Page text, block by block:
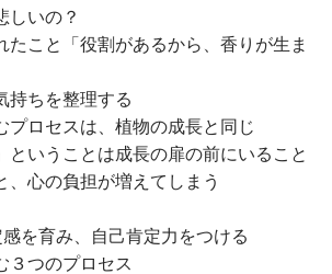
いの？
こと「役割があるから、香りが生ま
ちを整理する
ロセスは、植物の成長と同じ
いうことは成長の扉の前にいること
心の負担が増えてしまう
を育み、自己肯定力をつける
つのプロセス